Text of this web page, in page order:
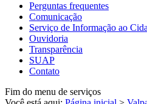
Perguntas frequentes
Comunicação
Serviço de Informação ao
Ouvidoria
Transparência
SUAP
Contato
Fim do menu de serviços